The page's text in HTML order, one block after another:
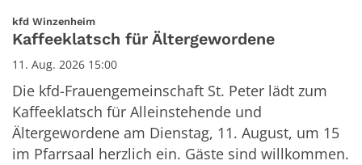
kfd Winzenheim:
Kaffeeklatsch für Ältergewordene
11. Aug. 2026 15:00
Die kfd-Frauengemeinschaft St. Peter lädt zum
Kaffeeklatsch für Alleinstehende und
Ältergewordene am Dienstag, 11. August, um 15
im Pfarrsaal herzlich ein. Gäste sind willkommen.